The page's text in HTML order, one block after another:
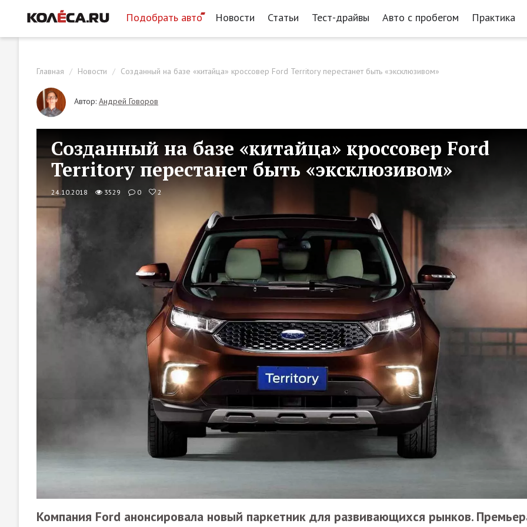
Подобрать авто Новости Статьи Тест-драйвы Авто с пробегом Практика
Главная Новости Созданный на базе «китайца» кроссовер Ford Territory перестанет быть «эксклюзивом»
Автор: Андрей Говоров
Созданный на базе «китайца» кроссовер Ford
Territory перестанет быть «эксклюзивом»
24.10.2018 3529 0 2
Компания Ford анонсировала новый паркетник для развивающихся рынков.